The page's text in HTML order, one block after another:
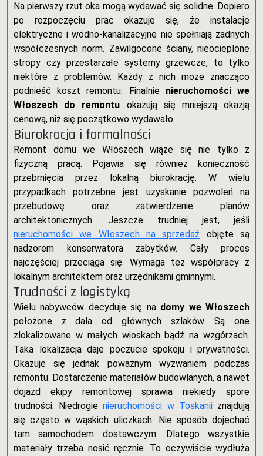
Na pierwszy rzut oka mogą wydawać się solidne. Dopiero
po rozpoczęciu prac okazuje się, że instalacje
elektryczne i wodno-kanalizacyjne nie spełniają żadnych
współczesnych norm. Zawilgocone ściany, nieocieplone
stropy czy przestarzałe systemy grzewcze, to tylko
niektóre z problemów. Każdy z nich może znacząco
podnieść koszt remontu. Finalnie nieruchomości we
Włoszech do remontu okazują się mniejszą okazją
cenową, niż się początkowo wydawało.
Biurokracja i formalności
Remont domu we Włoszech wiąże się nie tylko z
fizyczną pracą. Pojawia się również konieczność
przebrnięcia przez lokalną biurokrację. W wielu
przypadkach potrzebne jest uzyskanie pozwoleń na
przebudowę oraz zatwierdzenie planów
architektonicznych. Jeszcze trudniej jest, jeśli
nieruchomości we Włoszech na sprzedaż objęte są
nadzorem konserwatora zabytków. Cały proces
najczęściej przeciąga się. Wymaga też współpracy z
lokalnym architektem oraz urzędnikami gminnymi.
Trudności z logistyką
Wielu nabywców decyduje się na domy we Włoszech
położone z dala od głównych szlaków. Są one
zlokalizowane w małych wioskach bądź na wzgórzach.
Taka lokalizacja daje poczucie spokoju i prywatności.
Okazuje się jednak poważnym wyzwaniem podczas
remontu. Dostarczenie materiałów budowlanych, a nawet
dojazd ekipy remontowej sprawia niekiedy spore
trudności. Niedrogienieruchomości w Toskaniiznajdują
się często w wąskich uliczkach. Nie sposób dojechać
tam samochodem dostawczym. Dlatego wszystkie
materiały trzeba nosić ręcznie. To oczywiście wydłuża